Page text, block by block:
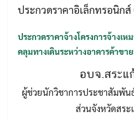
for:
ประกวดราคาอิเล็กทรอนิกส์
ประกวดราคาจ้างโครงการจ้างเห
คลุมทางเดินระหว่างอาคารค้าขา
อบจ.สระแ
ผู้ช่วยนักวิชาการประชาสัมพัน
ส่วนจังหวัดสระ